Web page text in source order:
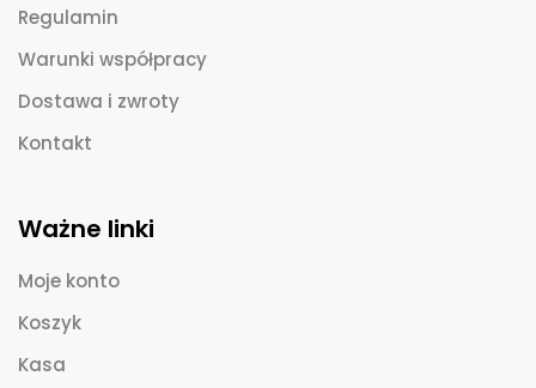
Regulamin
Warunki współpracy
Dostawa i zwroty
Kontakt
Ważne linki
Moje konto
Koszyk
Kasa